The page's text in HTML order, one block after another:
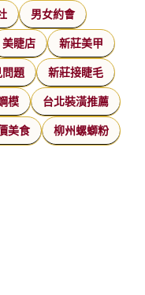
男女約會
美睫店 新莊美甲
問題 新莊接睫毛
模 台北裝潢推薦
美食 柳州螺螄粉